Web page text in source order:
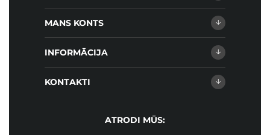
MANS KONTS
INFORMĀCIJA
KONTAKTI
ATRODI MŪS: